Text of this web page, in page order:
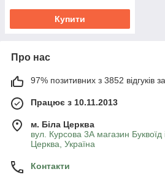
Купити
Про нас
97% позитивних з 3852 відгуків
Працює з 10.11.2013
м. Біла Церква
вул. Курсова 3А магазин Буквоїд
Церква, Україна
Контакти